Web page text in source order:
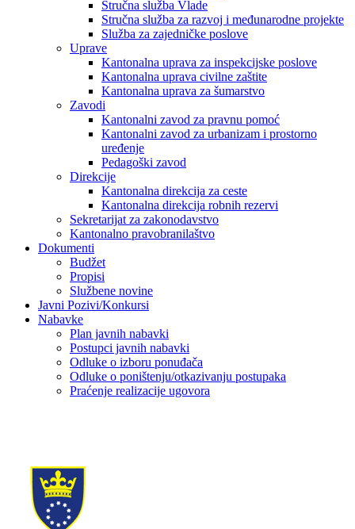
Stručna služba Vlade
Stručna služba za razvoj i međunarodne projekte
Služba za zajedničke poslove
Uprave
Kantonalna uprava za inspekcijske poslove
Kantonalna uprava civilne zaštite
Kantonalna uprava za šumarstvo
Zavodi
Kantonalni zavod za pravnu pomoć
Kantonalni zavod za urbanizam i prostorno
uređenje
Pedagoški zavod
Direkcije
Kantonalna direkcija za ceste
Kantonalna direkcija robnih rezervi
Sekretarijat za zakonodavstvo
Kantonalno pravobranilaštvo
Dokumenti
Budžet
Propisi
Službene novine
Javni Pozivi/Konkursi
Nabavke
Plan javnih nabavki
Postupci javnih nabavki
Odluke o izboru ponuđača
Odluke o poništenju/otkazivanju postupaka
Praćenje realizacije ugovora